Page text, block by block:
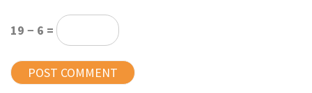
19 − 6 =